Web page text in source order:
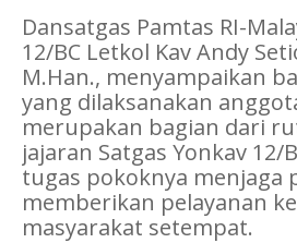
Dansatgas Pamtas RI-
12/BC Letkol Kav Andy
M.Han., menyampaikan
yang dilaksanakan
merupakan bagian dari
jajaran Satgas Yonkav 12/
tugas pokoknya menjaga
memberikan pelayanan
masyarakat setempat.